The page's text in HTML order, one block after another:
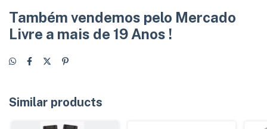
Também vendemos pelo Mercado
Livre a mais de 19 Anos !
Similar products